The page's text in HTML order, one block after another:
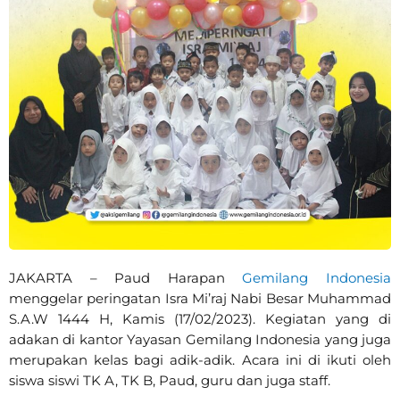
JAKARTA – Paud HarapanGemilang Indonesia
menggelar peringatan Isra Mi’raj Nabi Besar Muhammad
S.A.W 1444 H, Kamis (17/02/2023). Kegiatan yang di
adakan di kantor Yayasan Gemilang Indonesia yang juga
merupakan kelas bagi adik-adik. Acara ini di ikuti oleh
siswa siswi TK A, TK B, Paud, guru dan juga staff.